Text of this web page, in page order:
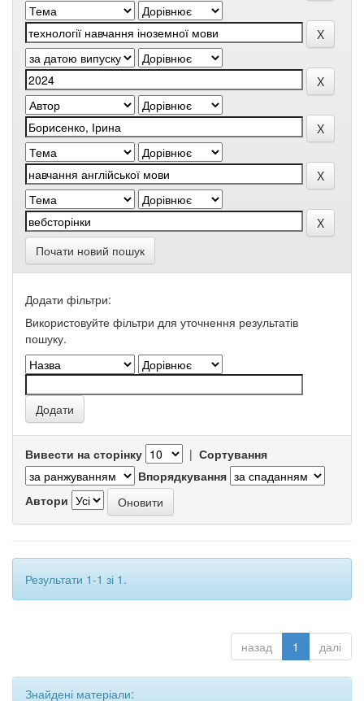
Почати новий пошук
Додати фільтри:
Використовуйте фільтри для уточнення результатів
пошуку.
Вивести на сторінку | Сортування
Впорядкування
Автори
Результати 1-1 зі 1.
назад 1 далі
Знайдені матеріали: